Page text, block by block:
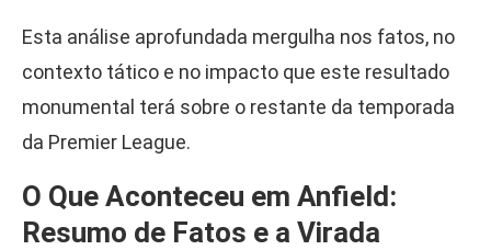
Esta análise aprofundada mergulha nos fatos, no
contexto tático e no impacto que este resultado
monumental terá sobre o restante da temporada
da Premier League.
O Que Aconteceu em Anfield:
Resumo de Fatos e a Virada